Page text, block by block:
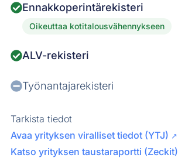
Ennakkoperintärekisteri
Oikeuttaa kotitalousvähennykseen
ALV-rekisteri
Työnantajarekisteri
Tarkista tiedot
Avaa yrityksen viralliset tiedot (YTJ) ↗
Katso yrityksen taustaraportti (Zeckit)